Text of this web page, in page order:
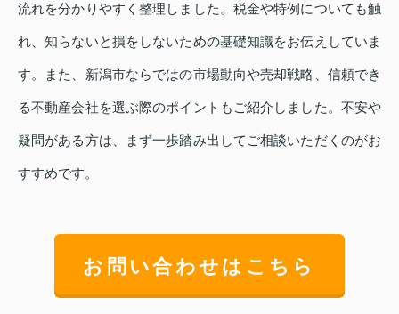
流れを分かりやすく整理しました。税金や特例についても触
れ、知らないと損をしないための基礎知識をお伝えしていま
す。また、新潟市ならではの市場動向や売却戦略、信頼でき
る不動産会社を選ぶ際のポイントもご紹介しました。不安や
疑問がある方は、まず一歩踏み出してご相談いただくのがお
すすめです。
お問い合わせはこちら